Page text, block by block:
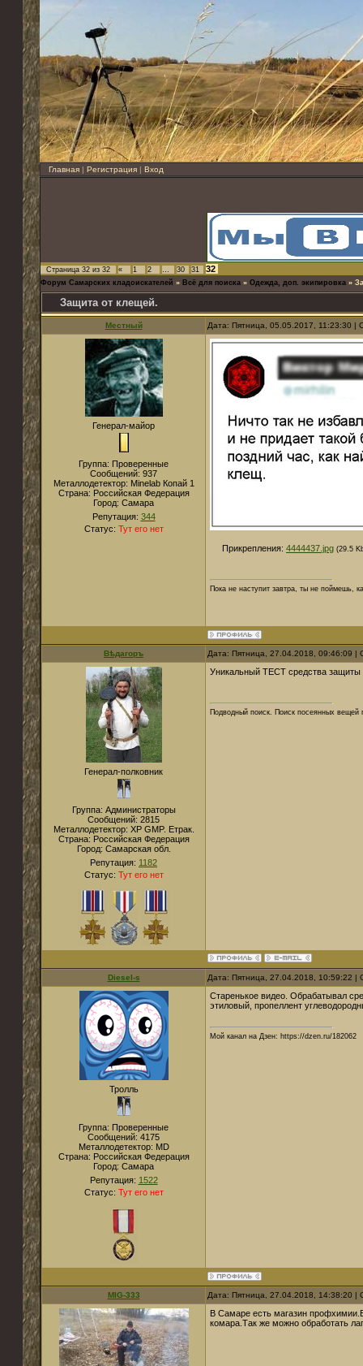
Главная | Регистрация | Вход
Страница 32 из 32 « 1 2 … 30 31 32
Форум Самарских кладоискателей » Всё для поиска » Одежда, доп. экипировка »
Защита от клещей.
Местный Дата: Пятница, 05.05.2017, 11:23:30
Генерал-майор
Группа: Проверенные
Сообщений: 937
Металлодетектор: Мinelab Копай 1
Страна: Российская Федерация
Город: Самара
Репутация: 344
Статус: Тут его нет
Прикрепления: 4444437.jpg (29.5
Пока не наступит завтра, ты не поймешь,
Вѣдагоръ Дата: Пятница, 27.04.2018, 09:46:09
Генерал-полковник
Группа: Администраторы
Сообщений: 2815
Металлодетектор: XP GMP. Етрак.
Страна: Российская Федерация
Город: Самарская обл.
Репутация: 1182
Статус: Тут его нет
Уникальный ТЕСТ средства защиты
Подводный поиск. Поиск посеянных вещей
Diesel-s Дата: Пятница, 27.04.2018, 10:59:22
Тролль
Группа: Проверенные
Сообщений: 4175
Металлодетектор: MD
Страна: Российская Федерация
Город: Самара
Репутация: 1522
Статус: Тут его нет
Старенькое видео. Обрабатывал
этиловый, пропеллент
Мой канал на Дзен: https://dzen.ru/182062
MIG-333 Дата: Пятница, 27.04.2018, 14:38:20
В Самаре есть магазин
комара.Так же можно обработать